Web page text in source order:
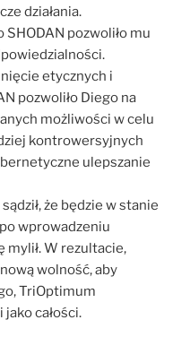
działania.
pozwoliło mu
etycznych i
pozwoliło Diego na
możliwości w celu
kontrowersyjnych
ulepszanie
że będzie w stanie
wprowadzeniu
mylił. W rezultacie,
wolność, aby
TriOptimum
całości.